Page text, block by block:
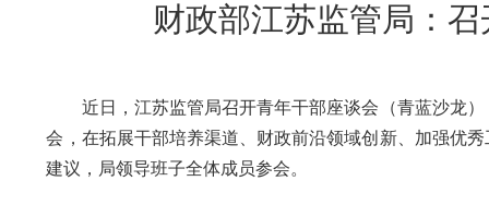
财政部江苏监管局：
近日，江苏监管局召开青年干部座谈会 （青蓝沙龙）
会，在拓展干部培养渠道、财政前沿领域创新、加强优
建议 ， 局领导班子全体成员参会。